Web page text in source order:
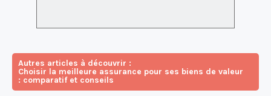
Autres articles à découvrir :
Choisir la meilleure assurance pour ses biens de valeur
: comparatif et conseils